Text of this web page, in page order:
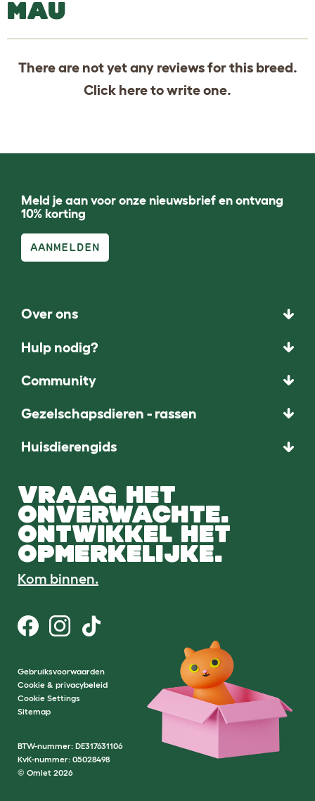
MAU
There are not yet any reviews for this breed.
Click hereto write one.
Meld je aan voor onze nieuwsbrief en ontvang
10% korting
AANMELDEN
Over ons
Hulp nodig?
Community
Gezelschapsdieren - rassen
Huisdierengids
VRAAG HET
ONVERWACHTE.
ONTWIKKEL HET
OPMERKELIJKE.
Kom binnen.
Gebruiksvoorwaarden
Cookie & privacybeleid
Cookie Settings
Sitemap
BTW-nummer: DE317631106
KvK-nummer: 05028498
© Omlet 2026